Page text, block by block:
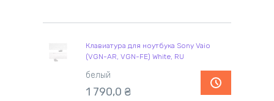
Клавиатура для ноутбука Sony Vaio
(VGN-AR, VGN-FE) White, RU
белый
1 790,0 ₴